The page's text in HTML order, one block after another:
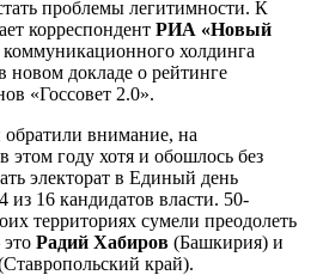
проблемы легитимности. К
корреспондент РИА «Новый
холдинга
новом докладе о рейтинге
«Госсовет 2.0».
внимание, на
этом году хотя и обошлось без
электорат в Единый день
из 16 кандидатов власти. 50-
территориях сумели преодолеть
Радий Хабиров (Башкирия) и
край).